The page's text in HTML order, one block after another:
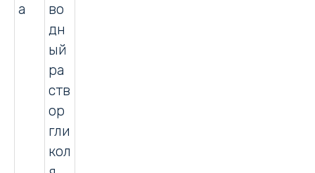
а
во
дн
ый
ра
ств
ор
гли
кол